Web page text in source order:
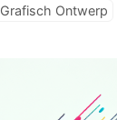
Grafisch Ontwerp